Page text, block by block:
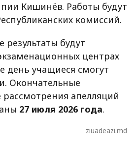
Кишинёв. Работы будут
комиссий.
результаты будут
центрах
день учащиеся смогут
Окончательные
рассмотрения апелляций
27 июля 2026 года.
ziuadeazi.md